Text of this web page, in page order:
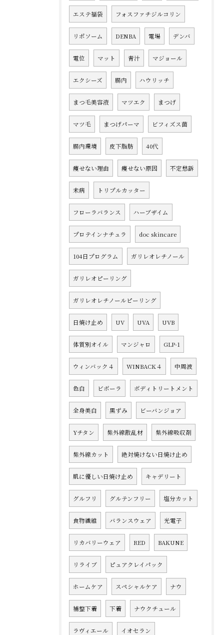
エステ福袋 フォスファチジルコリン
リポソーム DENBA 電場 デンバ
電位 マット 青汁 マジョール
エクシーズ 腸内 ハウリッチ
まつ毛美容液 マツエク まつげ
マツ毛 まつげパーマ ビフィズス菌
腸内環境 皮下脂肪 40代
痩せない理由 痩せない原因 不定愁訴
未病 トリプルカッター
フローラバランス ハーブザイム
プロテインナチュラ doc skincare
104日プログラム ガリレオレチノール
ガリレオピーリング
ガリレオレチノールピーリング
日焼け止め UV UVA UVB
体質別オイル マンジャロ GLP-1
ウィンバック４ WINBACK４ 中周波
色白 ビボーラ ボディトリートメント
全身美白 黒ずみ ビーバンジョア
Yチタン 紫外線散乱材 紫外線吸収剤
紫外線カット 絶対焼けない日焼け止め
肌に優しい日焼け止め キャデリート
グルフリ グルテンフリー 塩分カット
食物繊維 バランスウェア 光電子
リカバリーウェア RED BAKUNE
リライブ ピュアクレイパック
ホームケア スペシャルケア ナウ
補整下着 下着 ナウクチュール
ラヴィエール イオセラン